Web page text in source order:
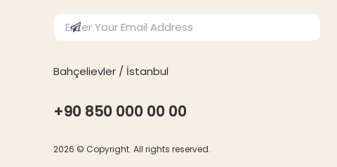
Enter Email Address
Subscribe
Bahçelievler / İstanbul
+90 850 000 00 00
2026 © Copyright. All rights reserved.